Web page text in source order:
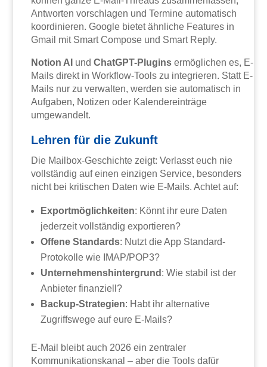
Antworten vorschlagen und Termine automatisch
koordinieren. Google bietet ähnliche Features in
Gmail mit Smart Compose und Smart Reply.
Notion AI undChatGPT-Plugins ermöglichen es, E-
Mails direkt in Workflow-Tools zu integrieren. Statt E-
Mails nur zu verwalten, werden sie automatisch in
Aufgaben, Notizen oder Kalendereinträge
umgewandelt.
Lehren für die Zukunft
Die Mailbox-Geschichte zeigt: Verlasst euch nie
vollständig auf einen einzigen Service, besonders
nicht bei kritischen Daten wie E-Mails. Achtet auf:
Exportmöglichkeiten: Könnt ihr eure Daten
jederzeit vollständig exportieren?
Offene Standards: Nutzt die App Standard-
Protokolle wie IMAP/POP3?
Unternehmenshintergrund : Wie stabil ist der
Anbieter finanziell?
Backup-Strategien: Habt ihr alternative
Zugriffswege auf eure E-Mails?
E-Mail bleibt auch 2026 ein zentraler
Kommunikationskanal – aber die Tools dafür